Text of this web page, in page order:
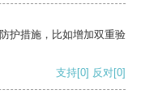
护措施，比如增加双重验
支持[0] 反对[0]